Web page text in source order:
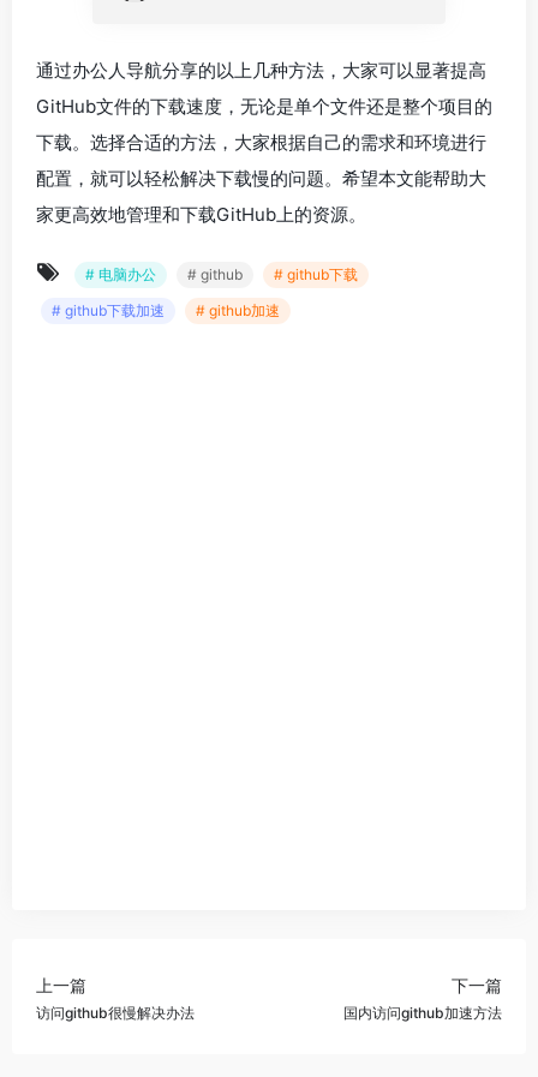
通过办公人导航分享的以上几种方法，大家可以显著提高
GitHub文件的下载速度，无论是单个文件还是整个项目的
下载。选择合适的方法，大家根据自己的需求和环境进行
配置，就可以轻松解决下载慢的问题。希望本文能帮助大
家更高效地管理和下载GitHub上的资源。
# 电脑办公 # github
# github下载
# github下载加速
# github加速
上一篇
访问github很慢解决办法
下一篇
国内访问github加速方法